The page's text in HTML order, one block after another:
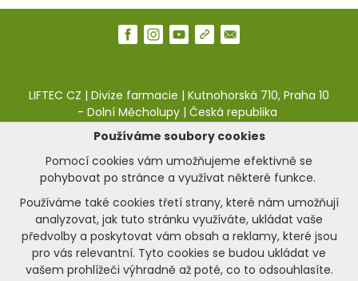
Používáme soubory cookies
Pomocí cookies vám umožňujeme efektivně se
pohybovat po stránce a využívat některé funkce.
Používáme také cookies třetí strany, které nám umožňují
analyzovat, jak tuto stránku využíváte, ukládat vaše
předvolby a poskytovat vám obsah a reklamy, které jsou
pro vás relevantní. Tyto cookies se budou ukládat ve
vašem prohlížeči výhradně až poté, co to odsouhlasíte.
LIFTEC CZ | Divize farmacie | Kutnohorská 710, Praha 10
- Dolní Měcholupy | Česká republika
web:pharma.liftec.cz|e-shop:liftea.cz
Napište nám:
kontaktní formulář naleznete zde.
© 2025 Zdraví Liftea | Vytvořeno s respektem ke
zdraví a kráse.